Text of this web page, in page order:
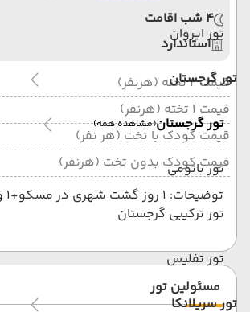
تور ایروان
تور گرجستان
تور گرجستان(مشاهده همه)
تور باتومی
تور ترکیبی گرجستان
تور تفلیس
تور سریلانکا
4 شب اقامت
استاندارد
قیمت 2 تخته (هرنفر)
قیمت 1 تخته (هرنفر)
قیمت کودک با تخت (هر نفر)
قیمت کودک بدون تخت (هرنفر)
توضیحات: 1 روز گشت شهری در مسکو+1 وعده ناهار+1 گشت انحصاری 1 وعده ناهار +مرکز خرید 1 گشت شهری در سنت با 1 وعده ناهار+1 گشت انحصاری 1 وعده ناهار + مرکز خرید
مسئولین تور